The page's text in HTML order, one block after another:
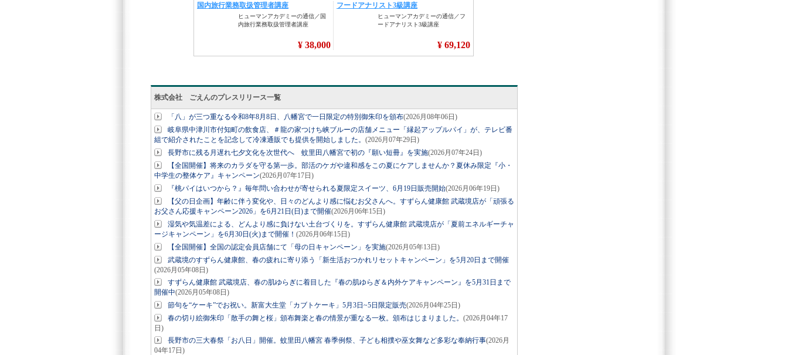
株式会社 ごえんのプレスリリース一覧
「八」が三つ重なる令和8年8月8日、八幡宮で一日限定の特別御朱印を頒布(2026月08年06日)
岐阜県中津川市付知町の飲食店、＃龍の家つけち峡ブルーの店舗メニュー「縁起アップルパイ」が、テレビ番
組で紹介されたことを記念して冷凍通販でも提供を開始しました。 (2026月07年29日)
長野市に残る月遅れ七夕文化を次世代へ 蚊里田八幡宮で初の『願い短冊』を実施(2026月07年24日)
【全国開催】将来のカラダを守る第一歩。部活のケガや違和感をこの夏にケアしませんか？夏休み限定『小・
中学生の整体ケア』キャンペーン(2026月07年17日)
『桃パイはいつから？』毎年問い合わせが寄せられる夏限定スイーツ、6月19日販売開始(2026月06年19日)
【父の日企画】年齢に伴う変化や、日々のどんより感に悩むお父さんへ。すずらん健康館 武蔵境店が「頑張る
お父さん応援キャンペーン2026」を6月21日(日)まで開催(2026月06年15日)
湿気や気温差による、どんより感に負けない土台づくりを。すずらん健康館 武蔵境店が「夏前エネルギーチャ
ージキャンペーン」を6月30日(火)まで開催！ (2026月06年15日)
【全国開催】全国の認定会員店舗にて「母の日キャンペーン」を実施(2026月05年13日)
武蔵境のすずらん健康館、春の疲れに寄り添う「新生活おつかれリセットキャンペーン」を5月20日まで開催
(2026月05年08日)
すずらん健康館 武蔵境店、春の肌ゆらぎに着目した『春の肌ゆらぎ＆内外ケアキャンペーン』を5月31日まで
開催中(2026月05年08日)
節句を“ケーキ”でお祝い。新富大生堂「カブトケーキ」5月3日~5日限定販売(2026月04年25日)
春の切り絵御朱印「散手の舞と桜」頒布舞楽と春の情景が重なる一枚。頒布はじまりました。 (2026月04年17
日)
長野市の三大春祭「お八日」開催。蚊里田八幡宮 春季例祭、子ども相撲や巫女舞など多彩な奉納行事(2026月
04年17日)